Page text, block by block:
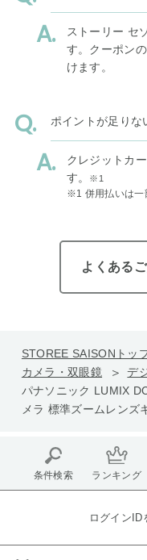
ストーリー セ
す。クーポン
けます。
ポイントが足りな
クレジットカ
す。
※1
※1 併用払いは一
よくある
STOREE SAISONトッ
カメラ・双眼鏡
デ
パナソニック LUMIX
メラ 標準ズームレンズ
条件検索 ランキング
ログインID